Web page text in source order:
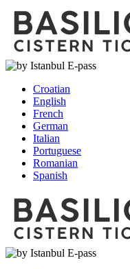
Croatian
English
French
German
Italian
Portuguese
Romanian
Spanish